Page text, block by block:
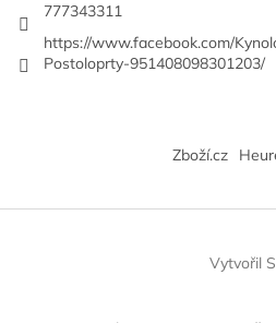
777343311
https://www.facebook.com/
Postoloprty-951408098301203/
Zboží.cz
Vytvořil